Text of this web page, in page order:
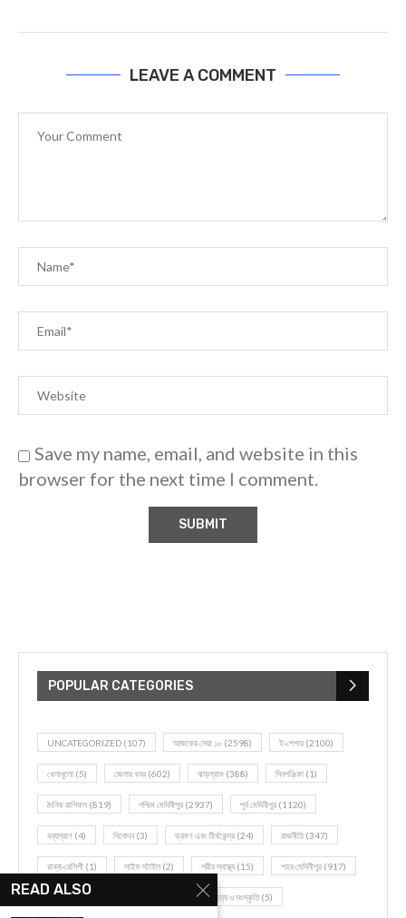
LEAVE A COMMENT
Save my name, email, and website in this
browser for the next time I comment.
POPULAR CATEGORIES
UNCATEGORIZED (107) আজকের সেরা ১০ (2598) ই-পেপার (2100)
খেলাধূলো (5) জেলার খবর (602) ঝাড়গ্রাম (388) দিনপঞ্জিকা (1)
দৈনিক রাশিফল (819) পশ্চিম মেদিনীপুর (2937) পূর্ব মেদিনীপুর (1120)
বন্যপ্রাণ (4) বিনোদন(3) ভ্রমণ এবং তীর্থকেন্দ্র (24) রাজনীতি(347)
রান্না-রেসিপী (1) লাইফ স্টাইল (2) শরীর স্বাস্থ্য (15) শহর মেদিনীপুর (917)
শিক্ষা ব্যবস্থা(75) সাহিত্য ও সংস্কৃতি(5)
READ ALSO